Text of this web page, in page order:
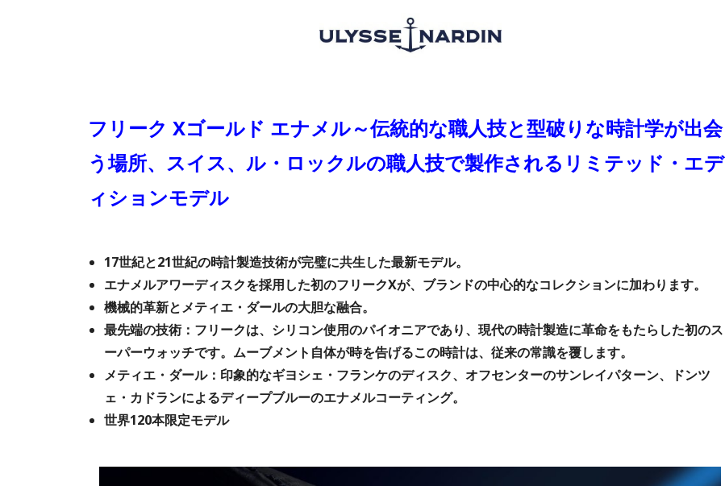
フリーク Xゴールド エナメル～伝統的な職人技と型破りな時計学が出会
う場所、スイス、ル・ロックルの職人技で製作されるリミテッド・エデ
ィションモデル
17世紀と21世紀の時計製造技術が完璧に共生した最新モデル。
エナメルアワーディスクを採用した初のフリークXが、ブランドの中心的なコレクションに加わります。
機械的革新とメティエ・ダールの大胆な融合。
最先端の技術：フリークは、シリコン使用のパイオニアであり、現代の時計製造に革命をもたらした初のス
ーパーウォッチです。ムーブメント自体が時を告げるこの時計は、従来の常識を覆します。
メティエ・ダール：印象的なギヨシェ・フランケのディスク、オフセンターのサンレイパターン、ドンツ
ェ・カドランによるディープブルーのエナメルコーティング。
世界120本限定モデル